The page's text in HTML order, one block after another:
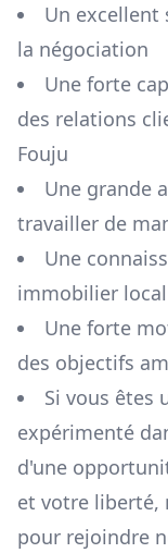
Un excellent
la négociation
Une forte
des relations
Fouju
Une grande
travailler de
Une
immobilier
Une forte
des objectifs
Si vous êtes
expérimenté
d'une
et votre liberté,
pour rejoindre